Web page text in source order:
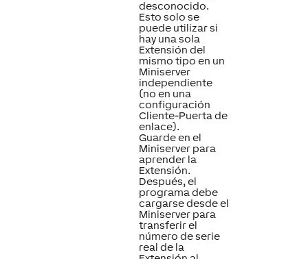
puede utilizar si
hay una sola
Extensión del
mismo tipo en un
Miniserver
independiente
(no en una
configuración
Cliente-Puerta de
enlace).
Guarde en el
Miniserver para
aprender la
Extensión.
Después, el
programa debe
cargarse desde el
Miniserver para
transferir el
número de serie
real de la
Extensión al
programa.